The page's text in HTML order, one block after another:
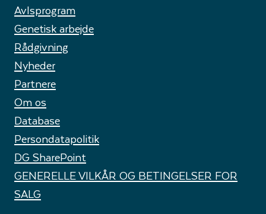
Avlsprogram
Genetisk arbejde
Rådgivning
Nyheder
Partnere
Om os
Database
Persondatapolitik
DG SharePoint
GENERELLE VILKÅR OG BETINGELSER FOR
SALG